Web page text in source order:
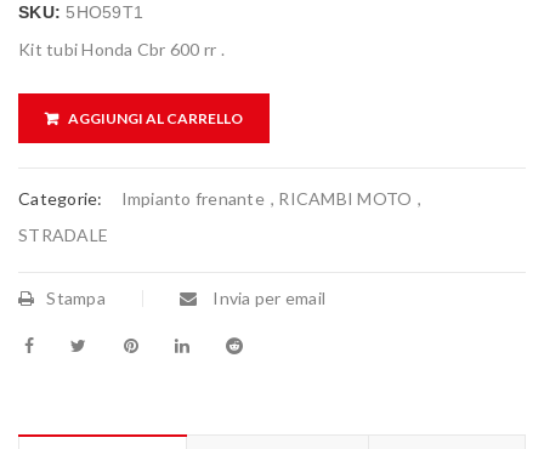
SKU: 5HO59T1
Kit tubi Honda Cbr 600 rr .
AGGIUNGI AL CARRELLO
Categorie: Impianto frenante , RICAMBI MOTO ,
STRADALE
Stampa Invia per email